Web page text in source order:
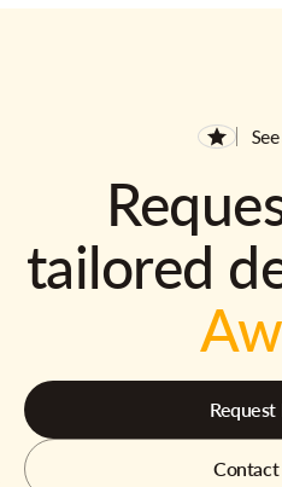
tailored
Request
Contact